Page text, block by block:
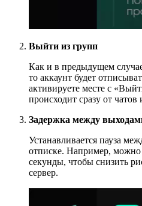
Выйти из групп
Как и в предыдущем
то аккаунт будет
активируете месте с
происходит сразу от чатов
Задержка между
Устанавливается пауза
отписке. Например, можно
секунды, чтобы снизить
сервер.